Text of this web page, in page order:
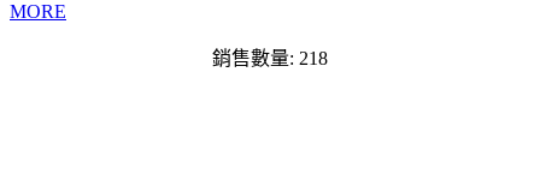
MORE
銷售數量: 218